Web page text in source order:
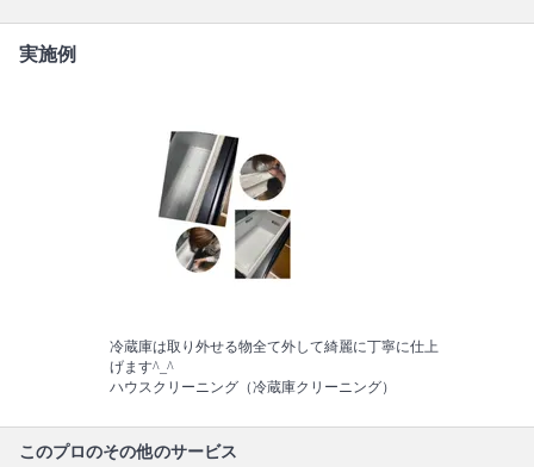
実施例
冷蔵庫は取り外せる物全て外して綺麗に丁寧に仕上
げます^_^
ハウスクリーニング（冷蔵庫クリーニング）
このプロのその他のサービス